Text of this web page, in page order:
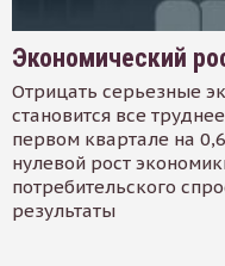
Экономический
Отрицать серьезные
становится все
первом квартале на
нулевой рост
потребительского
результаты